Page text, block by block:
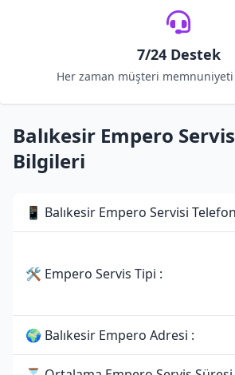
7/24 Destek
Her zaman müşteri
Balıkesir Empero
Bilgileri
📱 Balıkesir Empero Servisi
🛠 Empero Servis Tipi :
🌍 Balıkesir Empero Adresi :